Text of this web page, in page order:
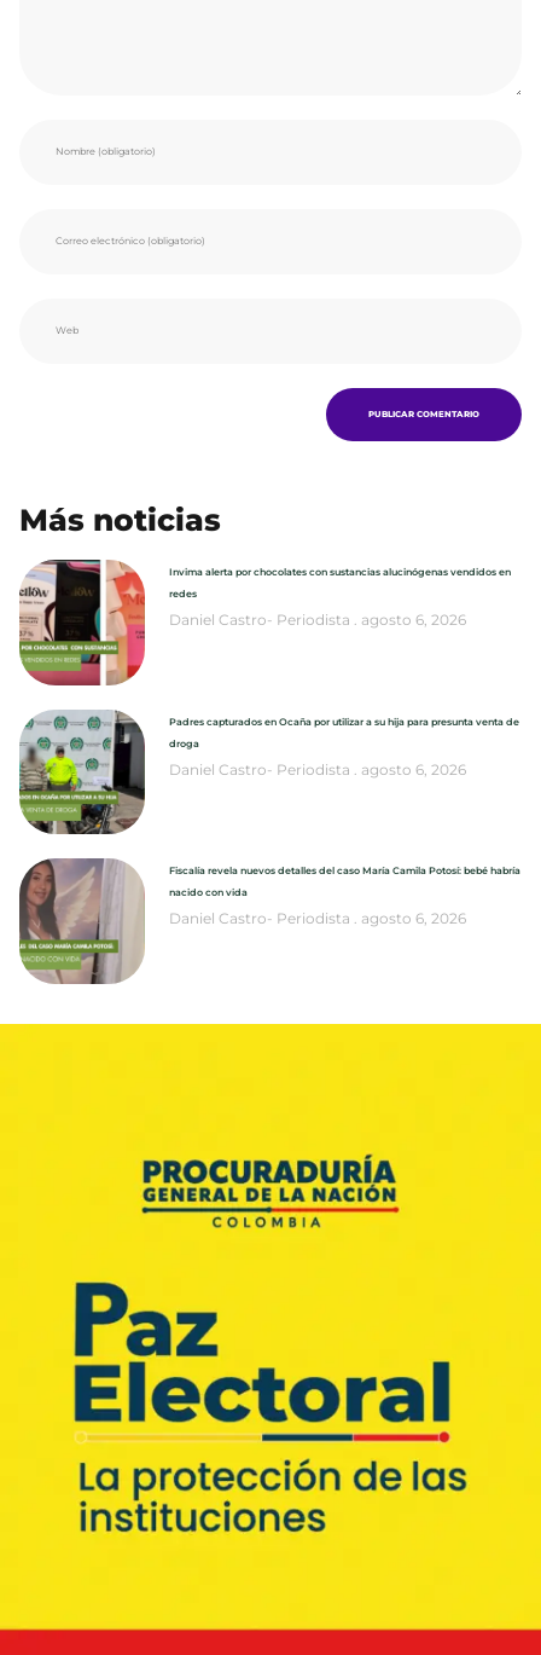
Más noticias
Invima alerta por chocolates con sustancias alucinógenas vendidos en
redes
Daniel Castro- Periodista agosto 6, 2026
Padres capturados en Ocaña por utilizar a su hija para presunta venta de
droga
Daniel Castro- Periodista agosto 6, 2026
Fiscalía revela nuevos detalles del caso María Camila Potosí: bebé habría
nacido con vida
Daniel Castro- Periodista agosto 6, 2026